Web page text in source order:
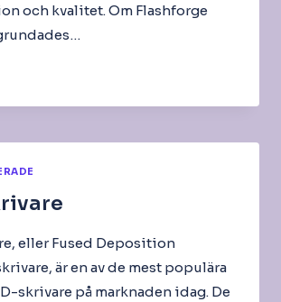
och kvalitet. Om Flashforge
eller Fused Deposition
är en av de mest populära
skrivare på marknaden idag. De